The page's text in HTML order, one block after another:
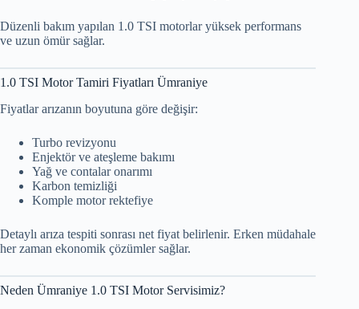
Düzenli bakım yapılan 1.0 TSI motorlar yüksek performans
ve uzun ömür sağlar.
1.0 TSI Motor Tamiri Fiyatları Ümraniye
Fiyatlar arızanın boyutuna göre değişir:
Turbo revizyonu
Enjektör ve ateşleme bakımı
Yağ ve contalar onarımı
Karbon temizliği
Komple motor rektefiye
Detaylı arıza tespiti sonrası net fiyat belirlenir. Erken müdahale
her zaman ekonomik çözümler sağlar.
Neden Ümraniye 1.0 TSI Motor Servisimiz?